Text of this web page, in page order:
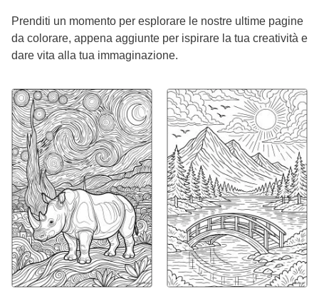
Prenditi un momento per esplorare le nostre ultime pagine
da colorare, appena aggiunte per ispirare la tua creatività e
dare vita alla tua immaginazione.